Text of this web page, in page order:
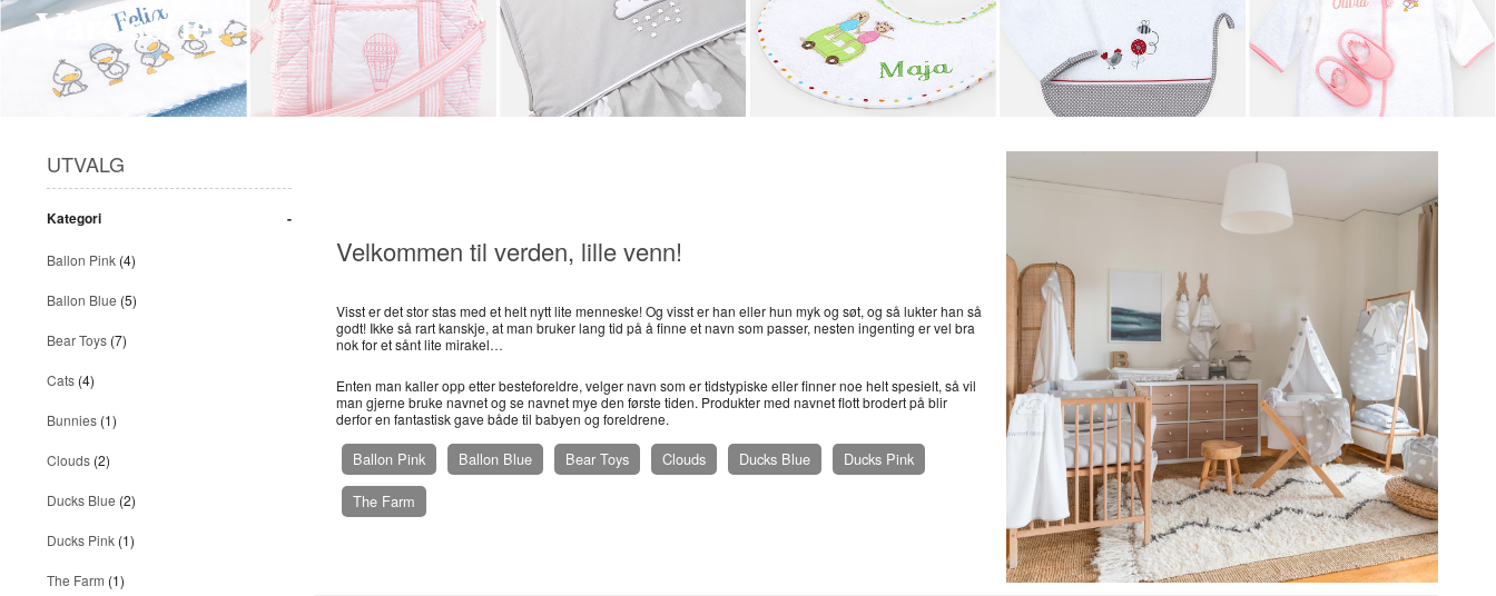
Våre serier
UTVALG
Kategori
Ballon Pink (4)
Ballon Blue (5)
Bear Toys (7)
Cats (4)
Bunnies (1)
Clouds (2)
Ducks Blue (2)
Ducks Pink (1)
The Farm (1)
Velkommen til verden, lille venn!
Visst er det stor stas med et helt nytt lite menneske! Og visst er han eller hun myk og søt, og så lukter han så
godt! Ikke så rart kanskje, at man bruker lang tid på å finne et navn som passer, nesten ingenting er vel bra
nok for et sånt lite mirakel…
Enten man kaller opp etter besteforeldre, velger navn som er tidstypiske eller finner noe helt spesielt, så vil
man gjerne bruke navnet og se navnet mye den første tiden. Produkter med navnet flott brodert på blir
derfor en fantastisk gave både til babyen og foreldrene.
Ballon Pink Ballon Blue Bear Toys Clouds Ducks Blue
Ducks Pink
The Farm